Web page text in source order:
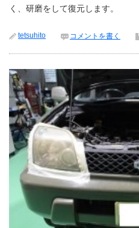
く、研磨をして復元します。
tetsuhito コメントを書く